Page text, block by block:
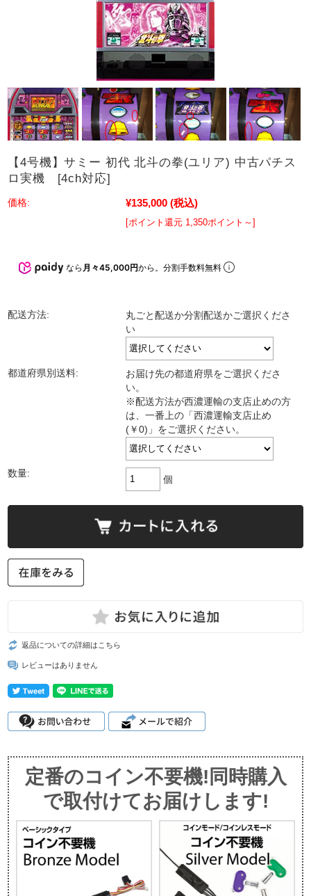
【4号機】サミー 初代 北斗の拳(ユリア) 中古パチス
ロ実機 [4ch対応]
価格: ¥135,000 (税込)
[ポイント還元 1,350ポイント～]
なら 月々45,000円から。分割手数料無料
配送方法:
丸ごと配送か分割配送かご選択くださ
い
都道府県別送料:
お届け先の都道府県をご選択くださ
い。
※配送方法が西濃運輸の支店止めの方
は、一番上の「西濃運輸支店止め
(￥0)」をご選択ください。
数量:
個
返品についての詳細はこちら
レビューはありません
定番のコイン不要機!同時購入
で取付けてお届けします!